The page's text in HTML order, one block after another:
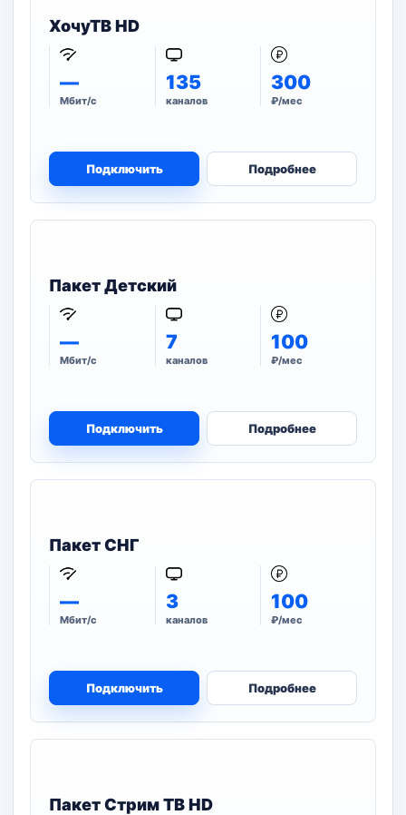
ХочуТВ HD
—
Мбит/с
135
каналов
300
₽/мес
Подключить Подробнее
Пакет Детский
—
Мбит/с
7
каналов
100
₽/мес
Подключить Подробнее
Пакет СНГ
—
Мбит/с
3
каналов
100
₽/мес
Подключить Подробнее
Пакет Стрим ТВ HD